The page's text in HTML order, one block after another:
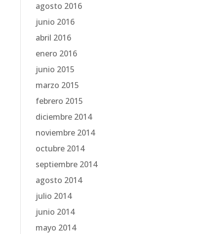
agosto 2016
junio 2016
abril 2016
enero 2016
junio 2015
marzo 2015
febrero 2015
diciembre 2014
noviembre 2014
octubre 2014
septiembre 2014
agosto 2014
julio 2014
junio 2014
mayo 2014